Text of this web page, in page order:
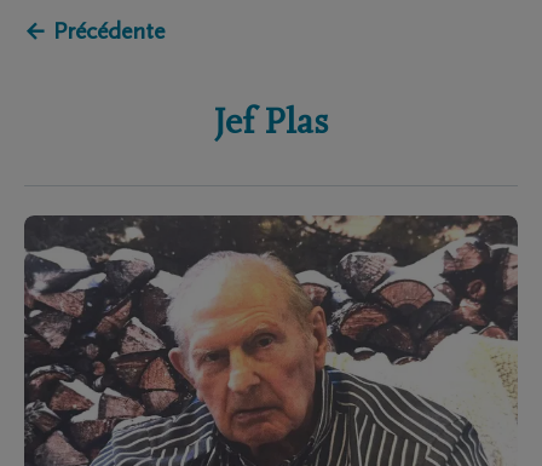
← Précédente
Jef Plas